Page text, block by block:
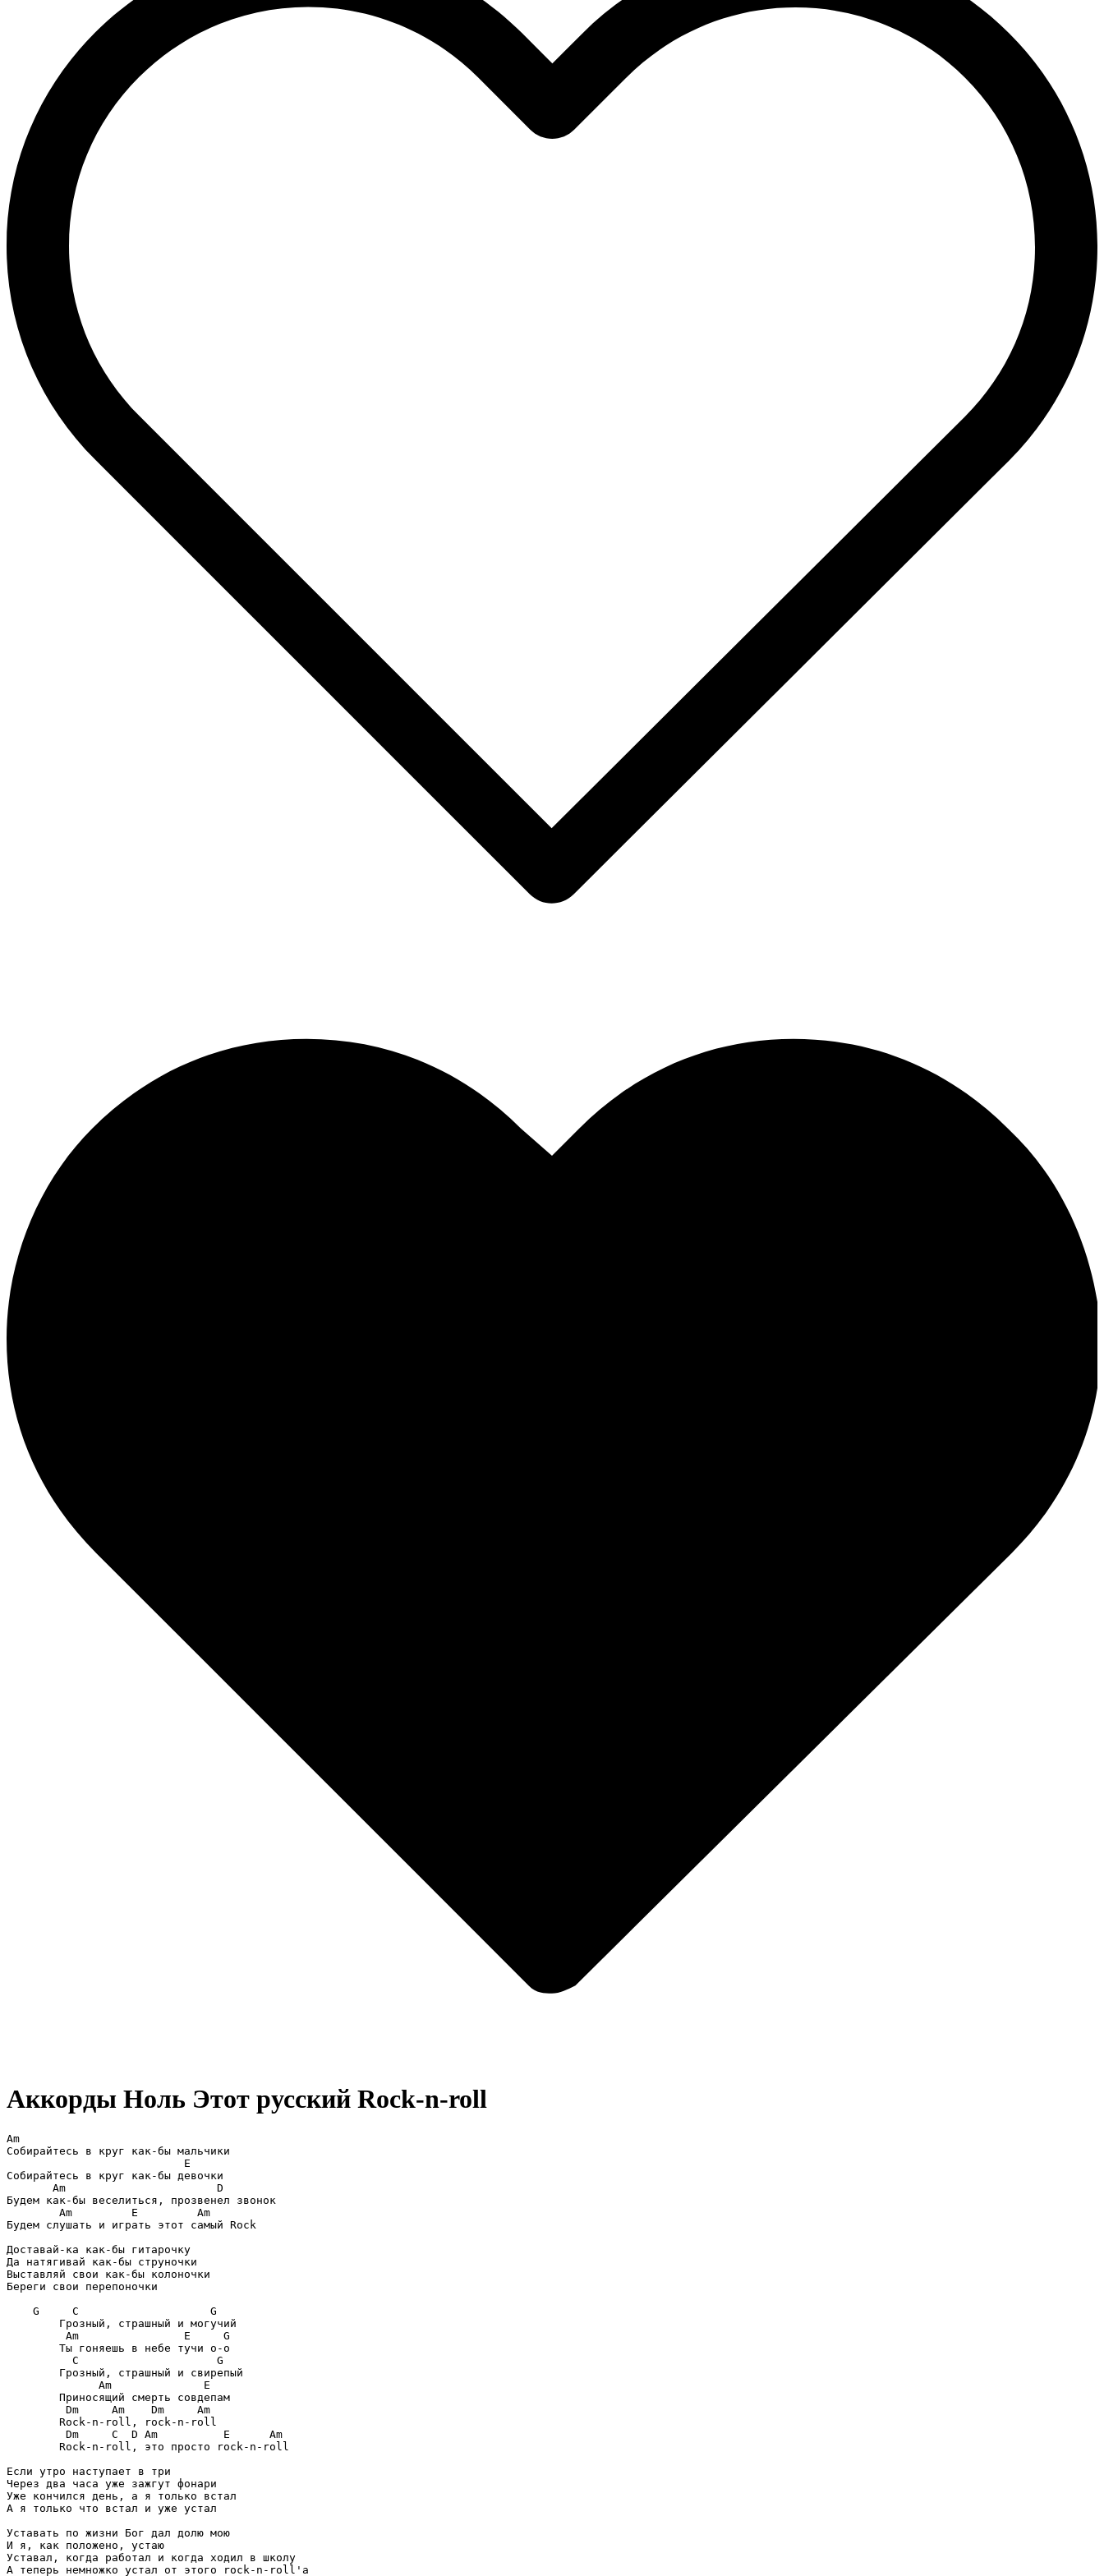
Аккорды Ноль Этот русский Rock-n-roll
Am
Собирайтесь в круг как-бы мальчики
                           E
Собирайтесь в круг как-бы девочки
       Am                       D
Будем как-бы веселиться, прозвенел звонок
        Am         E         Am
Будем слушать и играть этот самый Rock
Доставай-ка как-бы гитарочку
Да натягивай как-бы струночки
Выставляй свои как-бы колоночки
Береги свои перепоночки
    G     C                    G
        Грозный, страшный и могучий
         Am                E     G
        Ты гоняешь в небе тучи о-о
          C                     G
        Грозный, страшный и свирепый
              Am              E
        Приносящий смерть совдепам
         Dm     Am    Dm     Am
        Rock-n-roll, rock-n-roll
         Dm     C  D Am          E      Am
        Rock-n-roll, это просто rock-n-roll
Если утро наступает в три
Через два часа уже зажгут фонари
Уже кончился день, а я только встал
А я только что встал и уже устал
Уставать по жизни Бог дал долю мою
И я, как положено, устаю
Уставал, когда работал и когда ходил в школу
А теперь немножко устал от этого rock-n-roll'а